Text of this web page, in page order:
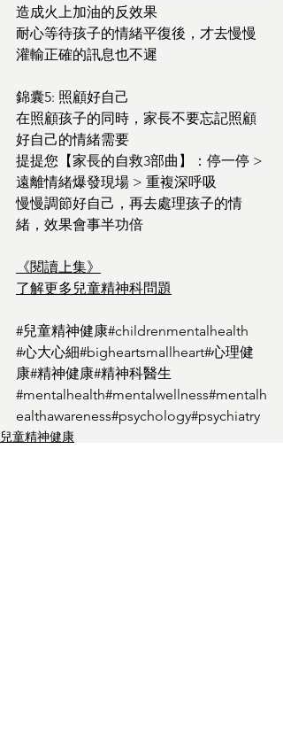
造成火上加油的反效果
耐心等待孩子的情緒平復後，才去慢慢
灌輸正確的訊息也不遲
錦囊5: 照顧好自己
在照顧孩子的同時，家長不要忘記照顧
好自己的情緒需要
提提您【家長的自救3部曲】：停一停 >
遠離情緒爆發現場 > 重複深呼吸
慢慢調節好自己，再去處理孩子的情
緒，效果會事半功倍
《閱讀上集》
了解更多兒童精神科問題
#兒童精神健康#childrenmentalhealth
#心大心細#bigheartsmallheart#心理健
康#精神健康#精神科醫生
#mentalhealth#mentalwellness#mentalh
ealthawareness#psychology#psychiatry
兒童精神健康